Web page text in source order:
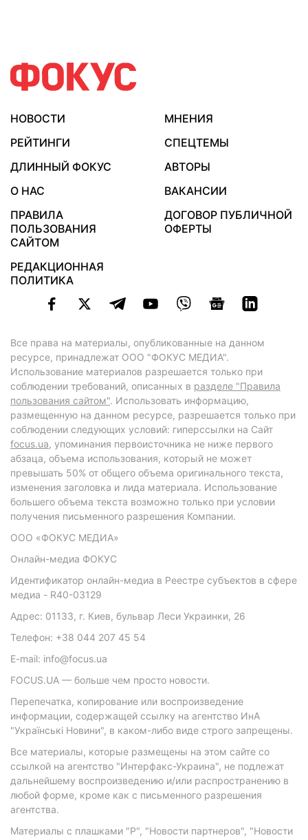
НОВОСТИ
МНЕНИЯ
РЕЙТИНГИ
СПЕЦТЕМЫ
ДЛИННЫЙ ФОКУС
АВТОРЫ
О НАС
ВАКАНСИИ
ПРАВИЛА
ПОЛЬЗОВАНИЯ
САЙТОМ
ДОГОВОР ПУБЛИЧНОЙ
ОФЕРТЫ
РЕДАКЦИОННАЯ
ПОЛИТИКА
Все права на материалы, опубликованные на данном
ресурсе, принадлежат ООО "ФОКУС МЕДИА".
Использование материалов разрешается только при
соблюдении требований, описанных в разделе "Правила
пользования сайтом". Использовать информацию,
размещенную на данном ресурсе, разрешается только при
соблюдении следующих условий: гиперссылки на Сайт
focus.ua, упоминания первоисточника не ниже первого
абзаца, объема использования, который не может
превышать 50% от общего объема оригинального текста,
изменения заголовка и лида материала. Использование
большего объема текста возможно только при условии
получения письменного разрешения Компании.
ООО «ФОКУС МЕДИА»
Онлайн-медиа ФОКУС
Идентификатор онлайн-медиа в Реестре субъектов в сфере
медиа - R40-03129
Адрес: 01133, г. Киев, бульвар Леси Украинки, 26
Телефон: +38 044 207 45 54
E-mail: info@focus.ua
FOCUS.UA — больше чем просто новости.
Перепечатка, копирование или воспроизведение
информации, содержащей ссылку на агентство ИнА
"Українські Новини", в каком-либо виде строго запрещены.
Все материалы, которые размещены на этом сайте со
ссылкой на агентство "Интерфакс-Украина", не подлежат
дальнейшему воспроизведению и/или распространению в
любой форме, кроме как с письменного разрешения
агентства.
Материалы с плашками "Р", "Новости партнеров", "Новости